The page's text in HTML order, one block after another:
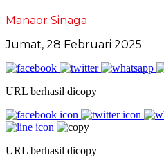
Manaor Sinaga
Jumat, 28 Februari 2025
URL berhasil dicopy
URL berhasil dicopy